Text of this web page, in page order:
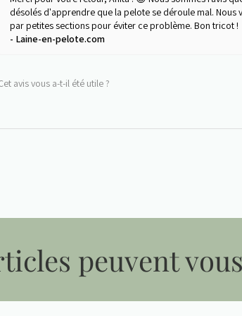
désolés d'apprendre que la pelote se déroule mal.
par petites sections pour éviter ce problème. Bon tricot !
Laine-en-pelote.com
avis vous a-t-il été utile ?
peuvent